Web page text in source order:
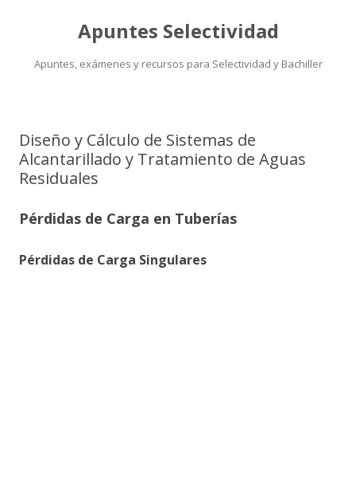
Apuntes Selectividad
Apuntes, exámenes y recursos para Selectividad y Bachiller
Diseño y Cálculo de Sistemas de
Alcantarillado y Tratamiento de Aguas
Residuales
Pérdidas de Carga en Tuberías
Pérdidas de Carga Singulares